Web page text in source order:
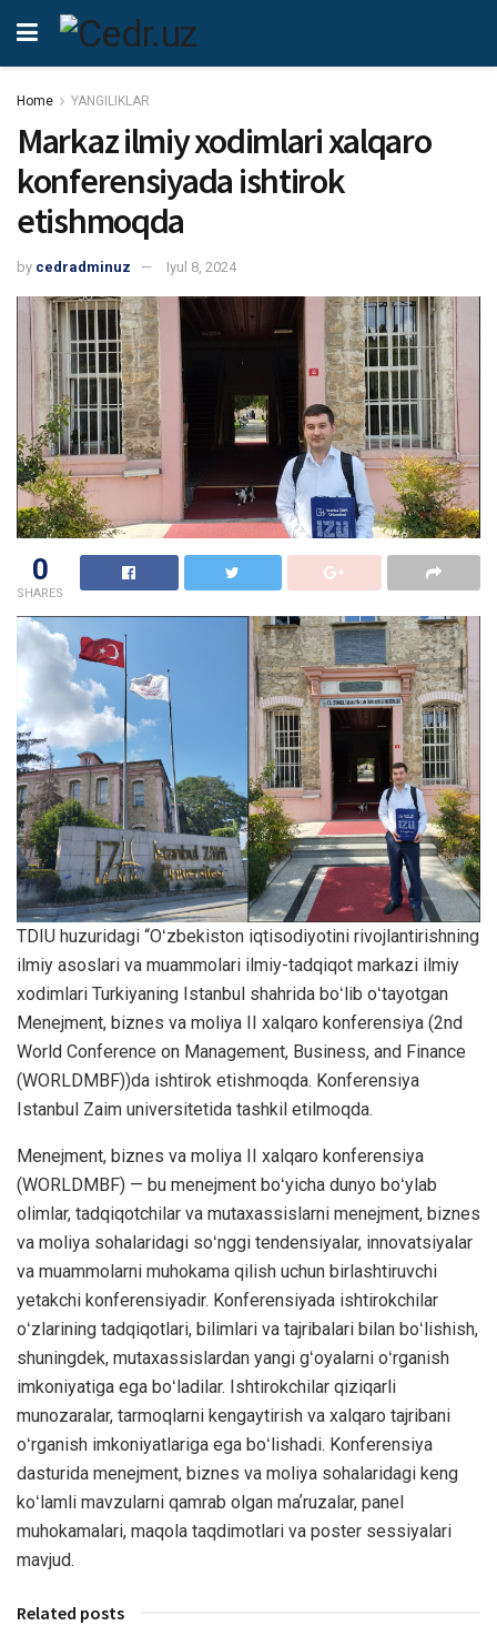
Home YANGILIKLAR
Markaz ilmiy xodimlari xalqaro
konferensiyada ishtirok
etishmoqda
by cedradminuz Iyul 8, 2024
0
SHARES
TDIU huzuridagi “Oʻzbekiston iqtisodiyotini rivojlantirishning
ilmiy asoslari va muammolari ilmiy-tadqiqot markazi ilmiy
xodimlari Turkiyaning Istanbul shahrida boʻlib oʻtayotgan
Menejment, biznes va moliya II xalqaro konferensiya (2nd
World Conference on Management, Business, and Finance
(WORLDMBF))da ishtirok etishmoqda. Konferensiya
Istanbul Zaim universitetida tashkil etilmoqda.
Menejment, biznes va moliya II xalqaro konferensiya
(WORLDMBF) — bu menejment boʻyicha dunyo boʻylab
olimlar, tadqiqotchilar va mutaxassislarni menejment, biznes
va moliya sohalaridagi soʻnggi tendensiyalar, innovatsiyalar
va muammolarni muhokama qilish uchun birlashtiruvchi
yetakchi konferensiyadir. Konferensiyada ishtirokchilar
oʻzlarining tadqiqotlari, bilimlari va tajribalari bilan boʻlishish,
shuningdek, mutaxassislardan yangi gʻoyalarni oʻrganish
imkoniyatiga ega boʻladilar. Ishtirokchilar qiziqarli
munozaralar, tarmoqlarni kengaytirish va xalqaro tajribani
oʻrganish imkoniyatlariga ega boʻlishadi. Konferensiya
dasturida menejment, biznes va moliya sohalaridagi keng
koʻlamli mavzularni qamrab olgan maʼruzalar, panel
muhokamalari, maqola taqdimotlari va poster sessiyalari
mavjud.
Related posts